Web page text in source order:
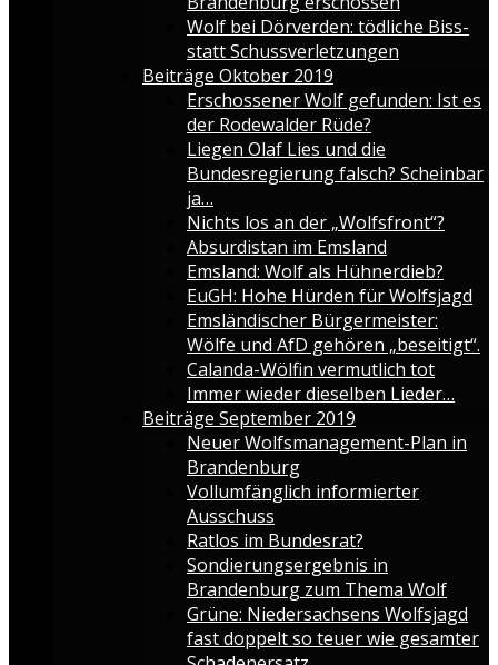
Wolf bei Dörverden: tödliche Biss-
statt Schussverletzungen
Beiträge Oktober 2019
Erschossener Wolf gefunden: Ist es
der Rodewalder Rüde?
Liegen Olaf Lies und die
Bundesregierung falsch? Scheinbar
ja…
Nichts los an der „Wolfsfront“?
Absurdistan im Emsland
Emsland: Wolf als Hühnerdieb?
EuGH: Hohe Hürden für Wolfsjagd
Emsländischer Bürgermeister:
Wölfe und AfD gehören „beseitigt“.
Calanda-Wölfin vermutlich tot
Immer wieder dieselben Lieder…
Beiträge September 2019
Neuer Wolfsmanagement-Plan in
Brandenburg
Vollumfänglich informierter
Ausschuss
Ratlos im Bundesrat?
Sondierungsergebnis in
Brandenburg zum Thema Wolf
Grüne: Niedersachsens Wolfsjagd
fast doppelt so teuer wie gesamter